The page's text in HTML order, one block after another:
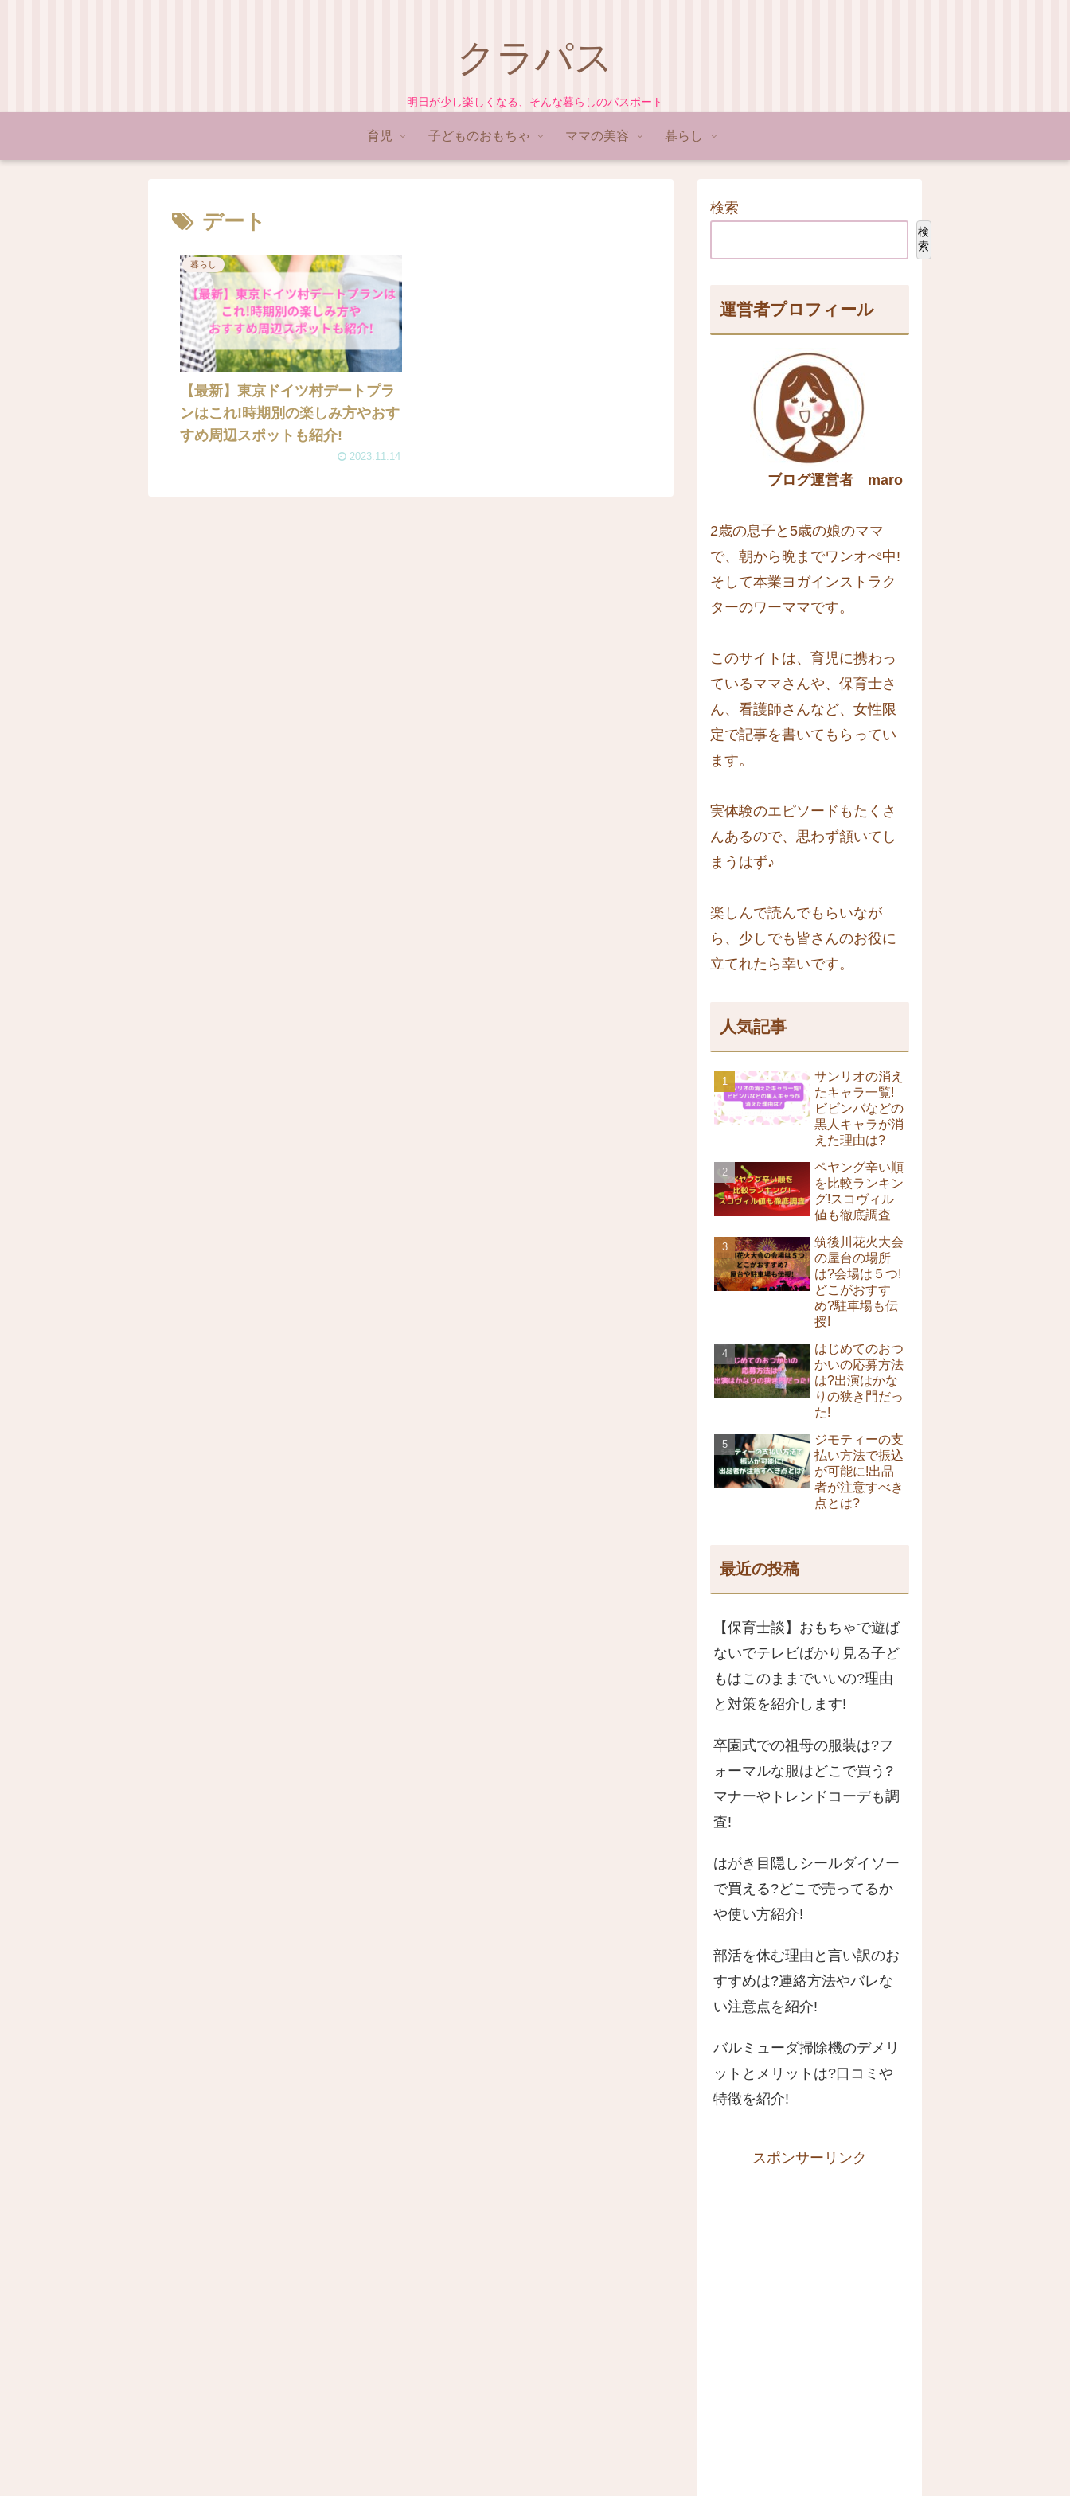
クラパス
明日が少し楽しくなる、そんな暮らしのパスポート
育児 子どものおもちゃ ママの美容 暮らし
デート
暮らし
【最新】東京ドイツ村デートプラ
ンはこれ!時期別の楽しみ方やおす
すめ周辺スポットも紹介!
2023.11.14
検索
検
索
運営者プロフィール
ブログ運営者 maro
2歳の息子と5歳の娘のママ
で、朝から晩までワンオぺ中!
そして本業ヨガインストラク
ターのワーママです。
このサイトは、育児に携わっ
ているママさんや、保育士さ
ん、看護師さんなど、女性限
定で記事を書いてもらってい
ます。
実体験のエピソードもたくさ
んあるので、思わず頷いてし
まうはず♪
楽しんで読んでもらいなが
ら、少しでも皆さんのお役に
立てれたら幸いです。
人気記事
サンリオの消え
たキャラ一覧!
ビビンバなどの
黒人キャラが消
えた理由は?
ペヤング辛い順
を比較ランキン
グ!スコヴィル
値も徹底調査
筑後川花火大会
の屋台の場所
は?会場は５つ!
どこがおすす
め?駐車場も伝
授!
はじめてのおつ
かいの応募方法
は?出演はかな
りの狭き門だっ
た!
ジモティーの支
払い方法で振込
が可能に!出品
者が注意すべき
点とは?
最近の投稿
【保育士談】おもちゃで遊ば
ないでテレビばかり見る子ど
もはこのままでいいの?理由
と対策を紹介します!
卒園式での祖母の服装は?フ
ォーマルな服はどこで買う?
マナーやトレンドコーデも調
査!
はがき目隠しシールダイソー
で買える?どこで売ってるか
や使い方紹介!
部活を休む理由と言い訳のお
すすめは?連絡方法やバレな
い注意点を紹介!
バルミューダ掃除機のデメリ
ットとメリットは?口コミや
特徴を紹介!
スポンサーリンク